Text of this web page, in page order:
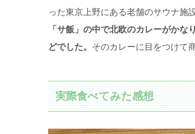
った東京上野にある老舗のサウナ施
「サ飯」の中で北欧のカレーがか
どでした。 そのカレーに目をつけて
実際食べてみた感想